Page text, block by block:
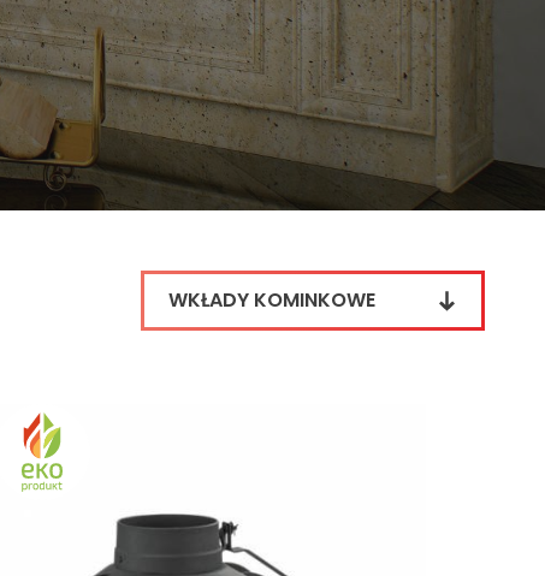
WKŁADY KOMINKOWE